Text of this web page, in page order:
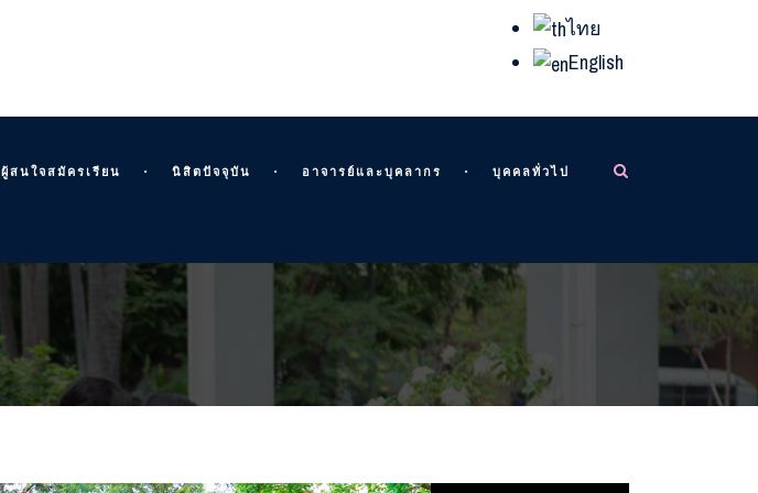
ไทย
English
ผู้สนใจสมัครเรียน นิสิตปัจจุบัน อาจารย์และบุคลากร บุคคลทั่วไป